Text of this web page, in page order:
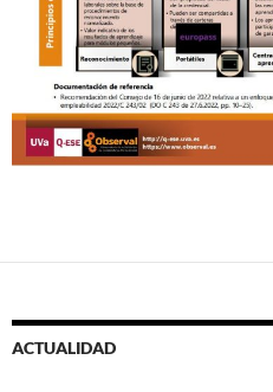
ACTUALIDAD